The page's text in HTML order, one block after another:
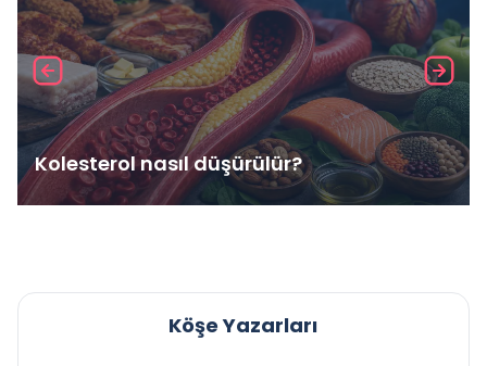
Kolesterol nasıl düşürülür?
Köşe Yazarları